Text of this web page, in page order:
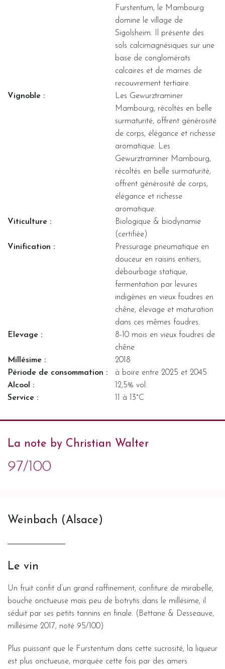
La note by Christian Walter
97/100
Weinbach (Alsace)
Le vin
Un fruit confit d’un grand raffinement, confiture de mirabelle,
bouche onctueuse mais peu de botrytis dans le millésime, il
séduit par ses petits tannins en finale. (Bettane & Desseauve,
millésime 2017, noté 95/100)
Plus puissant que le Furstentum dans cette sucrosité, la liqueur
est plus onctueuse, marquée cette fois par des amers
Furstentum, le Mambourg
domine le village de
Sigolsheim. Il présente des
sols calcimagnésiques sur une
base de conglomérats
calcaires et de marnes de
recouvrement tertiaire.
Vignoble :
Les Gewurztraminer
Mambourg, récoltés en belle
surmaturité, offrent générosité
de corps, élégance et richesse
aromatique. Les
Gewurztraminer Mambourg,
récoltés en belle surmaturité,
offrent générosité de corps,
élégance et richesse
aromatique.
Viticulture :
Biologique & biodynamie
(certifiée)
Vinification :
Pressurage pneumatique en
douceur en raisins entiers,
débourbage statique,
fermentation par levures
indigènes en vieux foudres en
chêne, élevage et maturation
dans ces mêmes foudres.
Elevage :
8-10 mois en vieux foudres de
chêne
Millésime :
2018
Période de consommation :
à boire entre 2025 et 2045
Alcool :
12,5% vol.
Service :
11 à 13°C